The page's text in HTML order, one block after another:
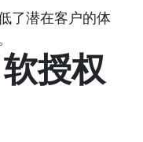
了潜在客户的体
授权